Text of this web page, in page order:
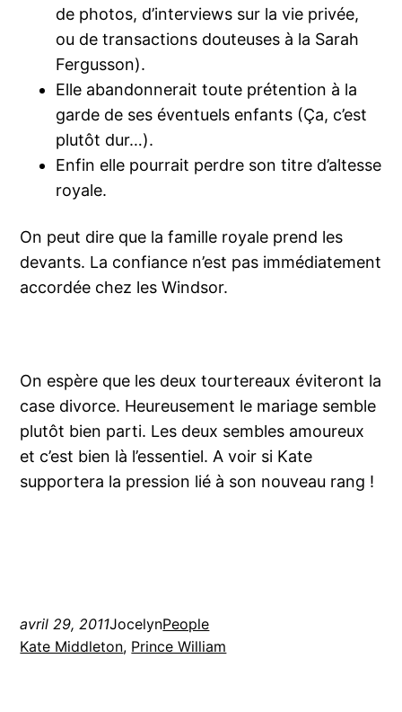
de photos, d’interviews sur la vie privée,
ou de transactions douteuses à la Sarah
Fergusson).
Elle abandonnerait toute prétention à la
garde de ses éventuels enfants (Ça, c’est
plutôt dur…).
Enfin elle pourrait perdre son titre d’altesse
royale.
On peut dire que la famille royale prend les
devants. La confiance n’est pas immédiatement
accordée chez les Windsor.
On espère que les deux tourtereaux éviteront la
case divorce. Heureusement le mariage semble
plutôt bien parti. Les deux sembles amoureux
et c’est bien là l’essentiel. A voir si Kate
supportera la pression lié à son nouveau rang !
avril 29, 2011JocelynPeople
Kate Middleton, Prince William